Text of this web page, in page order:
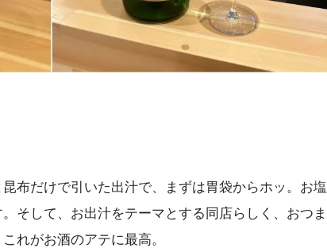
布だけで引いた出汁で、まずは胃袋からホッ。お塩
そして、お出汁をテーマとする同店らしく、おつま
れがお酒のアテに最高。